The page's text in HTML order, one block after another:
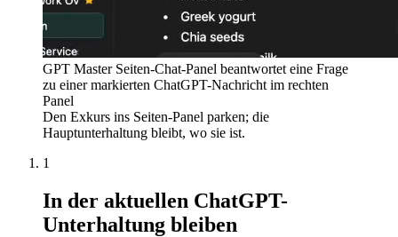
GPT Master Seiten-Chat-Panel beantwortet eine Frage
zu einer markierten ChatGPT-Nachricht im rechten
Panel
Den Exkurs ins Seiten-Panel parken; die
Hauptunterhaltung bleibt, wo sie ist.
1
In der aktuellen ChatGPT-
Unterhaltung bleiben